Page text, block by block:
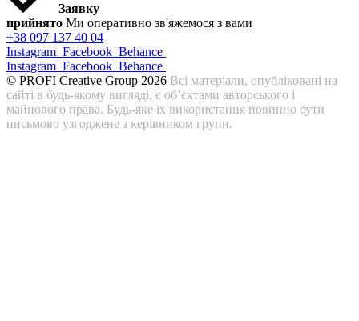
Заявку
прийнято Ми оперативно зв'яжемося з вами
+38 097 137 40 04
Instagram Facebook Behance
Instagram Facebook Behance
© PROFI Creative Group 2026 Всі матеріали, опубліковані на
сайті в будь-якому вигляді, є об’єктами авторського і
майнового права. Будь-яке їх використання повинно бути
письмово узгоджене з керівником групи.